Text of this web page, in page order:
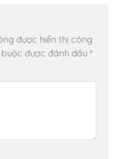
được hiển thị công
được đánh dấu *